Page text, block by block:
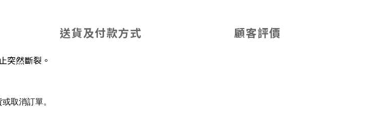
送貨及付款方式 顧客評價
突然斷裂。
取消訂單。